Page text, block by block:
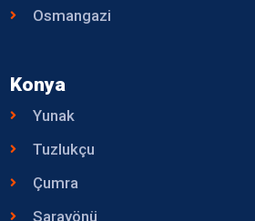
Osmangazi
Konya
Yunak
Tuzlukçu
Çumra
Sarayönü